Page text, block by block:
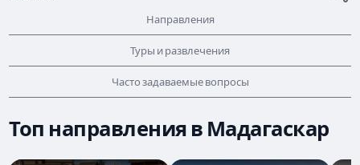
Направления
Туры и развлечения
Часто задаваемые вопросы
Топ направления в Мадагаскар